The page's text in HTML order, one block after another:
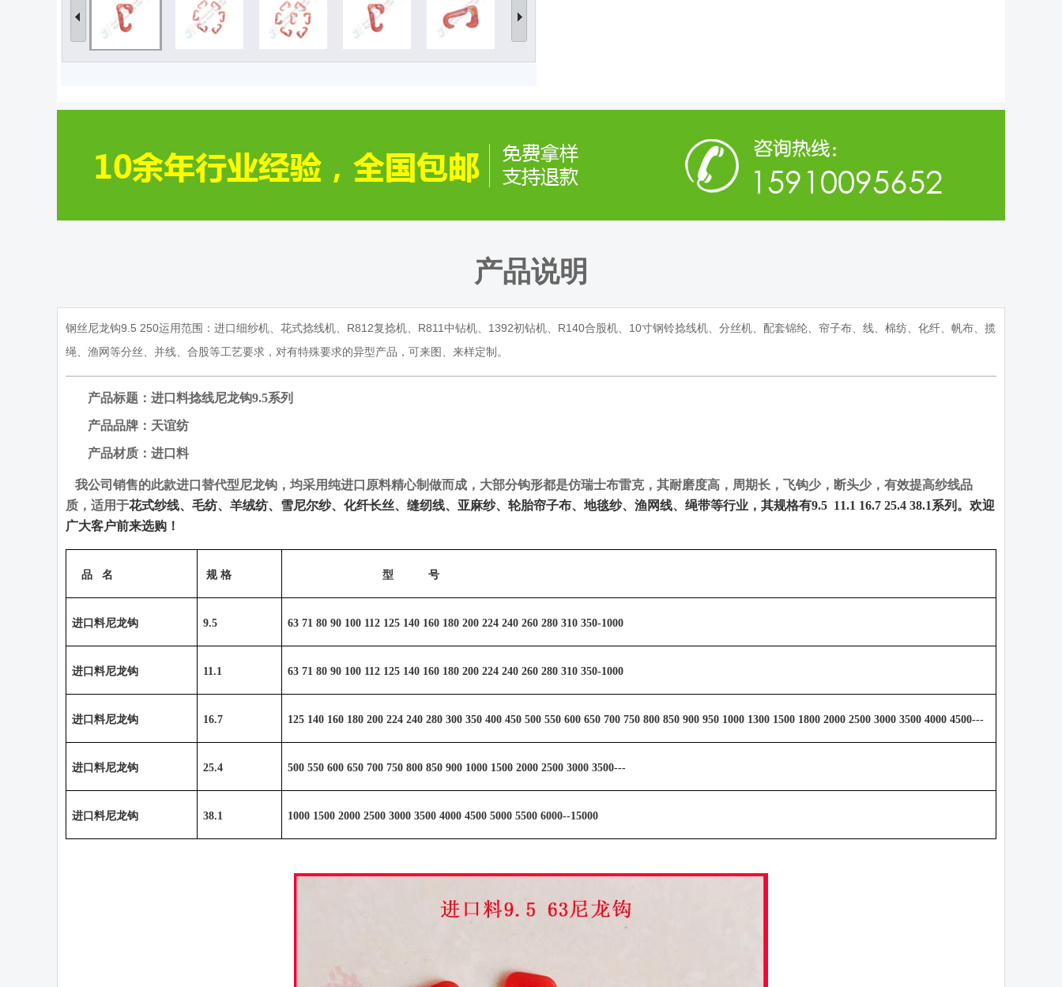
产品说明
钢丝尼龙钩9.5 250运用范围：进口细纱机、花式捻线机、R812复捻机、R811中钻机、1392初钻机、R140合股机、10寸钢铃捻线机、分丝机、配套锦纶、帘子布、线、棉纺、化纤、帆布、揽
绳、渔网等分丝、并线、合股等工艺要求，对有特殊要求的异型产品，可来图、来样定制。
产品标题：进口料捻线尼龙钩9.5系列
产品品牌：天谊纺
产品材质：进口料
我公司销售的此款进口替代型尼龙钩，均采用纯进口原料精心制做而成，大部分钩形都是仿瑞士布雷克，其耐磨度高，周期长，飞钩少，断头少，有效提高纱线品
质，适用于花式纱线、毛纺、羊绒纺、雪尼尔纱、化纤长丝、缝纫线、亚麻纱、轮胎帘子布、地毯纱、渔网线、绳带等行业，其规格有9.5 11.1 16.7 25.4 38.1系列。欢迎
广大客户前来选购！
品 名 规 格 型 号
进口料尼龙钩 9.5 63 71 80 90 100 112 125 140 160 180 200 224 240 260 280 310 350-1000
进口料尼龙钩 11.1 63 71 80 90 100 112 125 140 160 180 200 224 240 260 280 310 350-1000
进口料尼龙钩 16.7 125 140 160 180 200 224 240 280 300 350 400 450 500 550 600 650 700 750 800 850 900 950 1000 1300 1500 1800 2000 2500 3000 3500 4000 4500---
进口料尼龙钩 25.4 500 550 600 650 700 750 800 850 900 1000 1500 2000 2500 3000 3500---
进口料尼龙钩 38.1 1000 1500 2000 2500 3000 3500 4000 4500 5000 5500 6000--15000